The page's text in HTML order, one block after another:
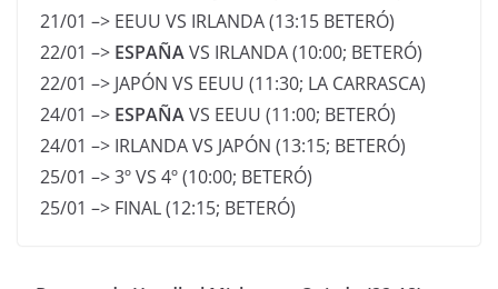
21/01 –> EEUU VS IRLANDA (13:15 BETERÓ)
22/01 –> ESPAÑAVS IRLANDA (10:00; BETERÓ)
22/01 –> JAPÓN VS EEUU (11:30; LA CARRASCA)
24/01 –> ESPAÑAVS EEUU (11:00; BETERÓ)
24/01 –> IRLANDA VS JAPÓN (13:15; BETERÓ)
25/01 –> 3º VS 4º (10:00; BETERÓ)
25/01 –> FINAL (12:15; BETERÓ)